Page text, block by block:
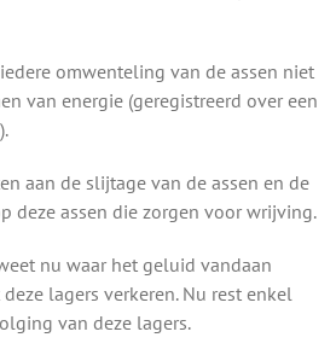
omwenteling van de assen niet
van energie (geregistreerd over een
aan de slijtage van de assen en de
deze assen die zorgen voor wrijving.
nu waar het geluid vandaan
lagers verkeren. Nu rest enkel
van deze lagers.